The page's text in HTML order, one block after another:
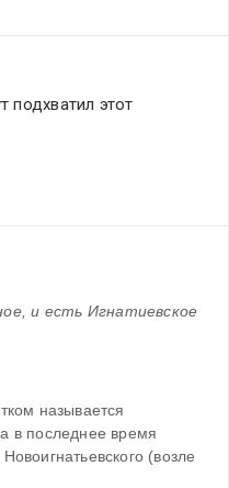
подхватил этот
и есть Игнатиевское
называется
в последнее время
(возле